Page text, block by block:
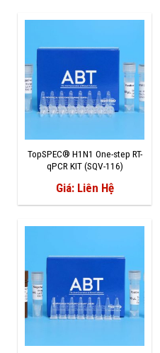
TopSPEC® H1N1 One-step RT-
qPCR KIT (SQV-116)
Giá: Liên Hệ